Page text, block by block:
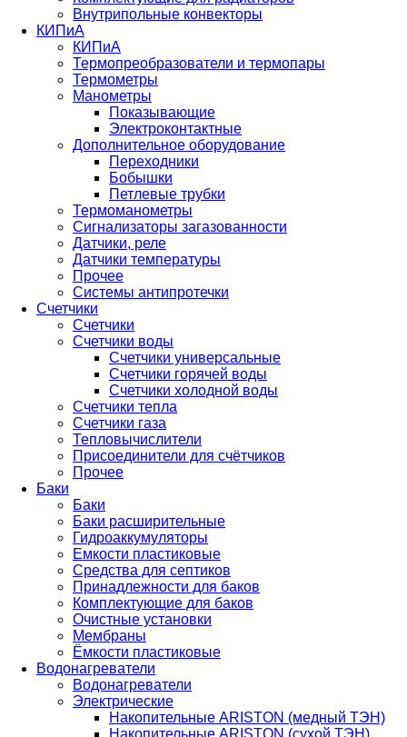
Внутрипольные конвекторы
КИПиА
КИПиА
Термопреобразователи и термопары
Термометры
Манометры
Показывающие
Электроконтактные
Дополнительное оборудование
Переходники
Бобышки
Петлевые трубки
Термоманометры
Сигнализаторы загазованности
Датчики, реле
Датчики температуры
Прочее
Системы антипротечки
Счетчики
Счетчики
Счетчики воды
Счетчики универсальные
Счетчики горячей воды
Счетчики холодной воды
Счетчики тепла
Счетчики газа
Тепловычислители
Присоединители для счётчиков
Прочее
Баки
Баки
Баки расширительные
Гидроаккумуляторы
Емкости пластиковые
Средства для септиков
Принадлежности для баков
Комплектующие для баков
Очистные установки
Мембраны
Ёмкости пластиковые
Водонагреватели
Водонагреватели
Электрические
Накопительные ARISTON (медный ТЭН)